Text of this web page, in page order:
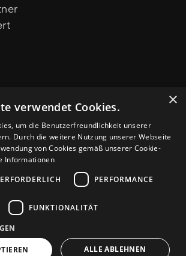
Gebet
Impressum
×
verwendet Cookies.
um die Benutzerfreundlichkeit unserer
Durch die weitere Nutzung unserer Webseite
von Cookies gemäß unserer Cookie-
Informationen
PERFORMANCE
FUNKTIONALITÄT
ALLE ABLEHNEN